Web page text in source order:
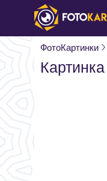
ФотоКартинки